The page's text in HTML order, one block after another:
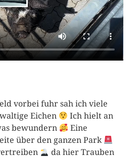
vorbei fuhr sah ich viele
Eichen
Ich hielt an
bewundern
Eine
über den ganzen Park
da hier Trauben